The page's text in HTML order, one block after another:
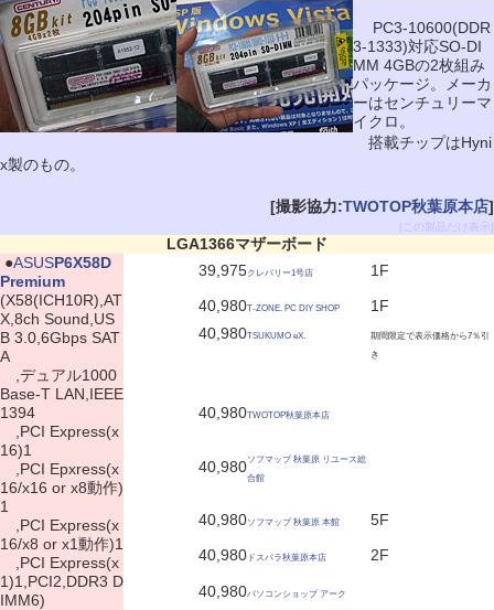
PC3-10600(DDR
3-1333)対応SO-DI
MM 4GBの2枚組み
パッケージ。メーカ
ーはセンチュリーマ
イクロ。
搭載チップはHyni
x製のもの。
[撮影協力:TWOTOP秋葉原本店]
[この製品だけ表示]
LGA1366マザーボード
●ASUSP6X58D
Premium
(X58(ICH10R),AT
X,8ch Sound,US
B 3.0,6Gbps SAT
A
,デュアル1000
Base-T LAN,IEEE
1394
,PCI Express(x
16)1
,PCI Epxress(x
16/x16 or x8動作)
1
,PCI Express(x
16/x8 or x1動作)1
,PCI Express(x
1)1,PCI2,DDR3 D
IMM6)
39,975クレバリー1号店
1F
40,980T-ZONE. PC DIY SHOP
1F
40,980TSUKUMO eX.
期間限定で表示価格から7％引
き
40,980TWOTOP秋葉原本店
40,980ソフマップ 秋葉原 リユース総
合館
40,980ソフマップ 秋葉原 本館
5F
40,980 ドスパラ秋葉原本店 2F
40,980パソコンショップ アーク